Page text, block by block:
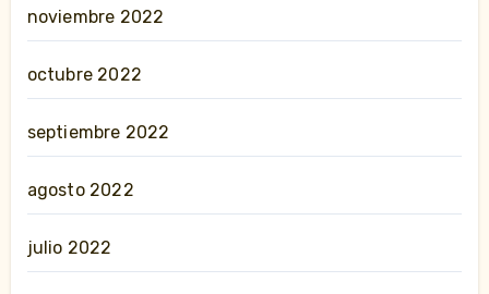
noviembre 2022
octubre 2022
septiembre 2022
agosto 2022
julio 2022